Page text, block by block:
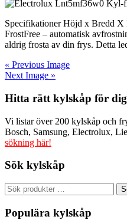
Specifikationer Höjd x Bredd
FrostFree – automatisk
aldrig frosta av din frys. Detta
« Previous Image
Next Image »
Hitta rätt kylskåp för
Vi listar över 200 kylskåp och
Bosch, Samsung, Electrolux,
sökning här!
Sök kylskåp
Sök
efter:
Populära kylskåp